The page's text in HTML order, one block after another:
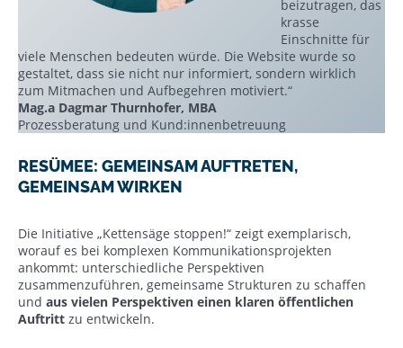
beizutragen, das
krasse
Einschnitte für
viele Menschen bedeuten würde. Die Website wurde so
gestaltet, dass sie nicht nur informiert, sondern wirklich
zum Mitmachen und Aufbegehren motiviert.“
Mag.a Dagmar Thurnhofer, MBA
Prozessberatung und Kund:innenbetreuung
RESÜMEE: GEMEINSAM AUFTRETEN,
GEMEINSAM WIRKEN
Die Initiative „Kettensäge stoppen!“ zeigt exemplarisch,
worauf es bei komplexen Kommunikationsprojekten
ankommt: unterschiedliche Perspektiven
zusammenzuführen, gemeinsame Strukturen zu schaffen
und aus vielen Perspektiven einen klaren öffentlichen
Auftritt zu entwickeln.